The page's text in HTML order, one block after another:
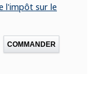
l'impôt sur le
COMMANDER